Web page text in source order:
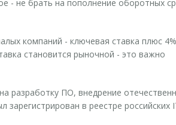
- не брать на пополнение оборотных
компаний - ключевая ставка плюс
становится рыночной - это важно
разработку ПО, внедрение
в реестре российских